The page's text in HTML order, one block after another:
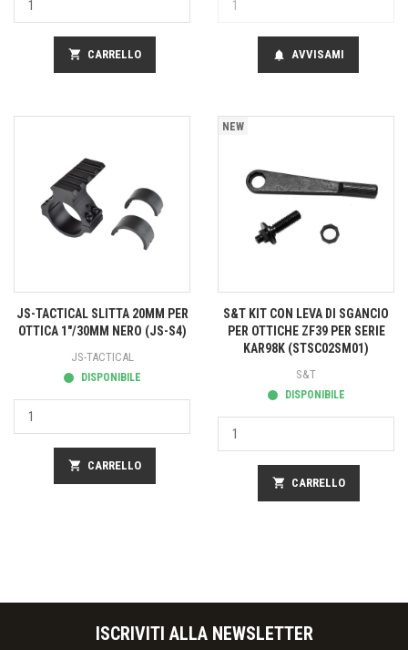
shopping_cart CARRELLO notifications AVVISAMI
JS-TACTICAL SLITTA 20MM PER
OTTICA 1"/30MM NERO (JS-S4)
JS-TACTICAL
DISPONIBILE
shopping_cart CARRELLO
NEW
S&T KIT CON LEVA DI SGANCIO
PER OTTICHE ZF39 PER SERIE
KAR98K (STSC02SM01)
S&T
DISPONIBILE
shopping_cart CARRELLO
ISCRIVITI ALLA NEWSLETTER